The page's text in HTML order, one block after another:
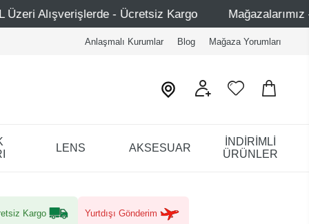
- Ücretsiz Kargo Mağazalarımız – Bağdat Caddesi
Anlaşmalı Kurumlar Blog Mağaza Yorumları
LENS AKSESUAR
İNDİRİMLİ
ÜRÜNLER
Kargo Yurtdışı Gönderim